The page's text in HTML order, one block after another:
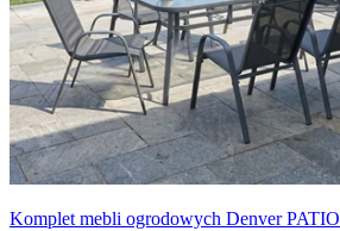
Komplet mebli ogrodowych Denver PATIO